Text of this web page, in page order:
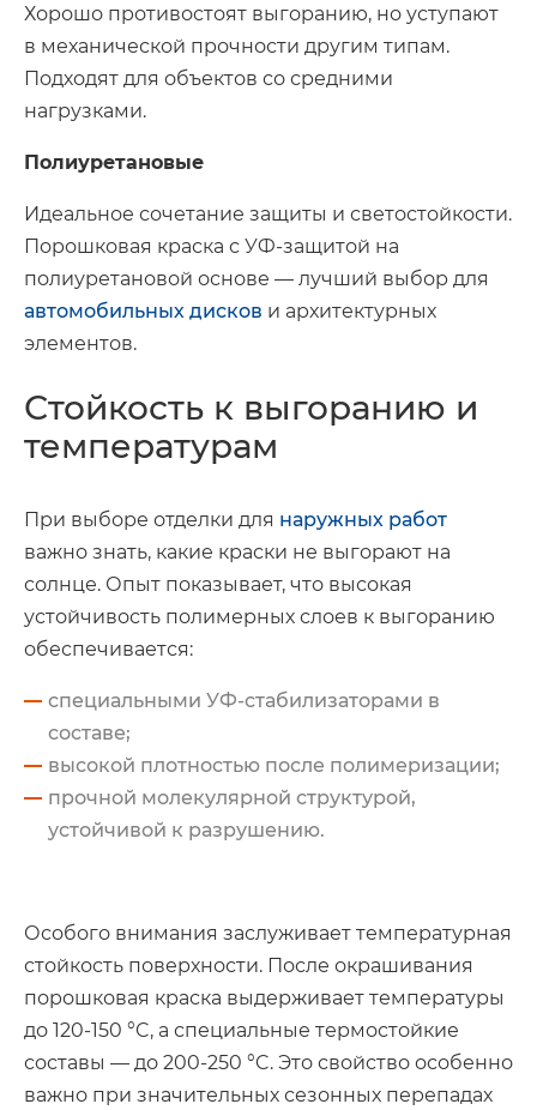
Хорошо противостоят выгоранию, но уступают
в механической прочности другим типам.
Подходят для объектов со средними
нагрузками.
Полиуретановые
Идеальное сочетание защиты и светостойкости.
Порошковая краска с УФ-защитой на
полиуретановой основе — лучший выбор для
автомобильных дисков и архитектурных
элементов.
Стойкость к выгоранию и
температурам
При выборе отделки для наружных работ
важно знать, какие краски не выгорают на
солнце. Опыт показывает, что высокая
устойчивость полимерных слоев к выгоранию
обеспечивается:
специальными УФ-стабилизаторами в
составе;
высокой плотностью после полимеризации;
прочной молекулярной структурой,
устойчивой к разрушению.
Особого внимания заслуживает температурная
стойкость поверхности. После окрашивания
порошковая краска выдерживает температуры
до 120-150 °C, а специальные термостойкие
составы — до 200-250 °C. Это свойство особенно
важно при значительных сезонных перепадах